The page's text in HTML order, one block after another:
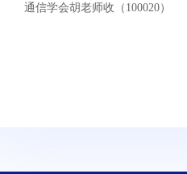
通信学会胡老师收（100020）